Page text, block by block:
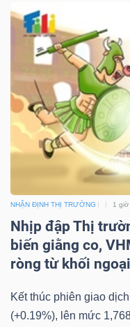
NHẬN ĐỊNH THỊ TRƯỜNG 1
Nhịp đập Thị
biến giằng co,
ròng từ khối ngoại
Kết thúc phiên giao
(+0.19%), lên mức